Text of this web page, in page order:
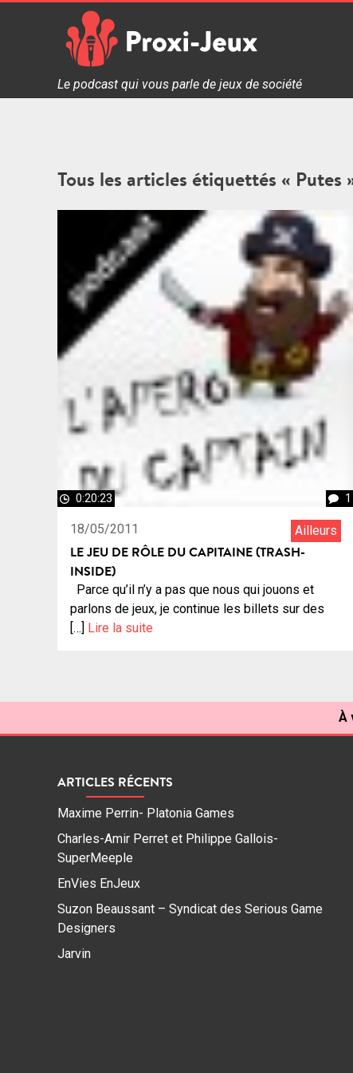
Proxi Jeux - Le podcast qui vous parle de jeux de
Le podcast qui vous parle de jeux de société
Tous les articles étiquettés « Putes
0:20:23 1
18/05/2011 Ailleurs
LE JEU DE RÔLE DU CAPITAINE (TRASH-
INSIDE)
Parce qu’il n’y a pas que nous qui jouons et
parlons de jeux, je continue les billets sur des
[…] Lire la suite
À
ARTICLES RÉCENTS
Maxime Perrin- Platonia Games
Charles-Amir Perret et Philippe Gallois-
SuperMeeple
EnVies EnJeux
Suzon Beaussant – Syndicat des Serious Game
Designers
Jarvin